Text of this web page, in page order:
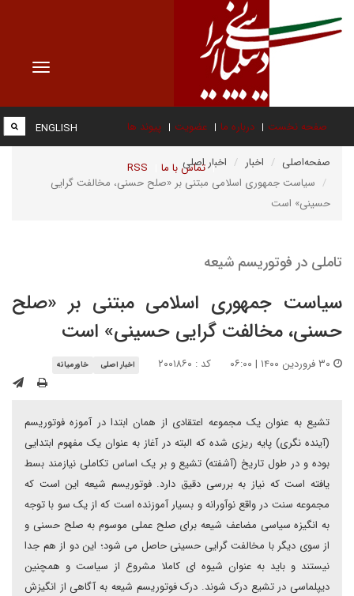
Toggle
صفحه نخست درباره ما عضویت پیوند ها
تماس با ما RSS
ENGLISH
صفحه‌اصلی اخبار
اخبار اصلی
سیاست جمهوری اسلامی مبتنی بر «صلح حسنی، مخالفت گرایی
حسینی» است
تاملی در فوتوریسم شیعه
سیاست جمهوری اسلامی مبتنی بر «صلح
حسنی، مخالفت گرایی حسینی» است
کد : ۲۰۰۱۸۶۰ اخبار اصلی خاورمیانه
تشیع به عنوان یک مجموعه اعتقادی از همان ابتدا در آموزه فوتوریسم
(آینده نگری) پایه ریزی شده که البته در آغاز به عنوان یک مفهوم ابتدایی
بوده و در طول تاریخ (آشفته) تشیع و بر یک اساس تکاملی نیازمند بسط
یافته است که نیاز به بررسی دقیق دارد. فوتوریسم شیعه این است که
مجموعه سنت در واقع نوآورانه و بسیار آموزنده است که از یک سو با توجه
به انگیزه سیاسی مضاعف شیعه برای صلح عملی موسوم به صلح حسنی و
از سوی دیگر با مخالفت گرایی حسینی حاصل می شود؛ این دو از هم جدا
نیستند و باید به عنوان شیوه ای کاملا مشروع از سیاست و همچنین
دیپلماسی در تشیع درک شوند. درک فوتوریسم شیعه به آگاهی از انگیزش